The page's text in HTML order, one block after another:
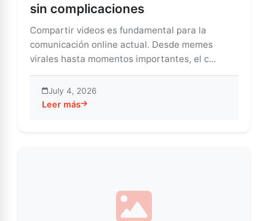
sin complicaciones
Compartir videos es fundamental para la
comunicación online actual. Desde memes
virales hasta momentos importantes, el c...
July 4, 2026
Leer más
about Vidmate: Funciones sociales inteligentes